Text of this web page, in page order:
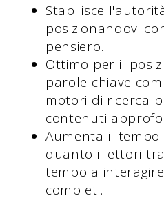
Stabilisce
posizionandovi
pensiero.
Ottimo per il
parole chiave
motori di ricerca
contenuti
Aumenta il
quanto i lettori
tempo a
completi.